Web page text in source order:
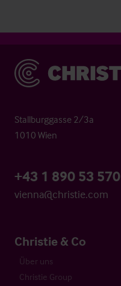
Christie & Co
Stallburggasse 2/3a
1010 Wien
+43 1 890 53 570
vienna@christie.com
Christie & Co
Über uns
Christie Group